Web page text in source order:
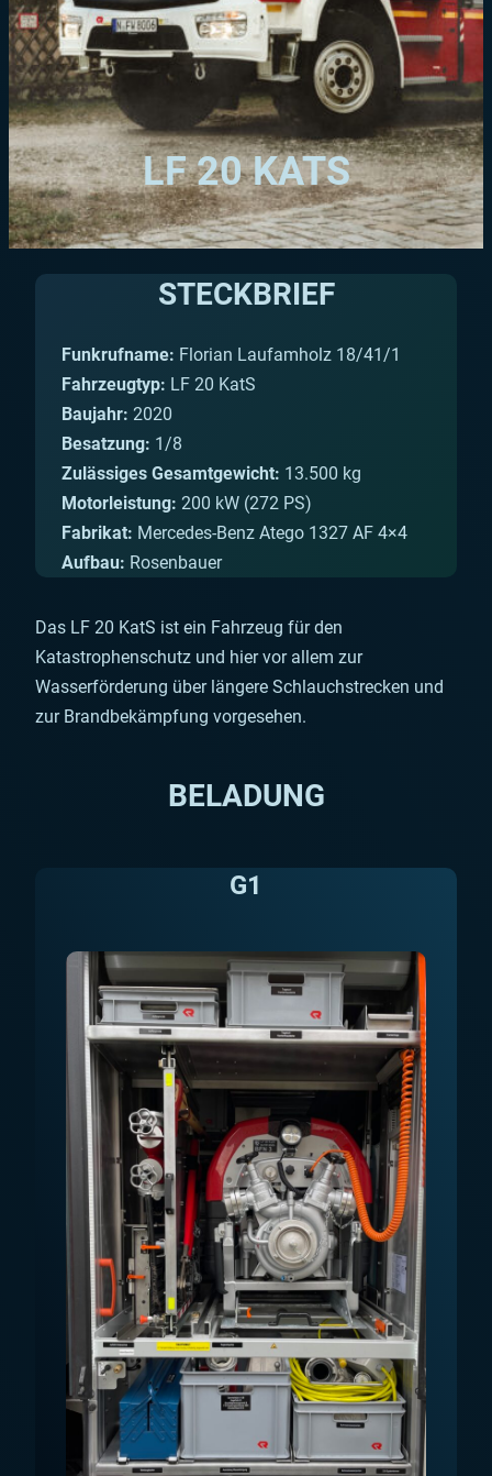
LF 20 KATS
STECKBRIEF
Funkrufname: Florian Laufamholz 18/41/1
Fahrzeugtyp: LF 20 KatS
Baujahr: 2020
Besatzung: 1/8
Zulässiges Gesamtgewicht: 13.500 kg
Motorleistung: 200 kW (272 PS)
Fabrikat: Mercedes-Benz Atego 1327 AF 4×4
Aufbau: Rosenbauer
Das LF 20 KatS ist ein Fahrzeug für den
Katastrophenschutz und hier vor allem zur
Wasserförderung über längere Schlauchstrecken und
zur Brandbekämpfung vorgesehen.
BELADUNG
G1